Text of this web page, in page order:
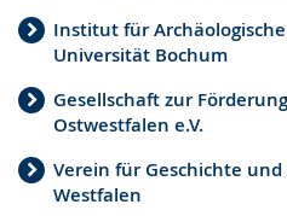
Institut für
Universität Bochum
Gesellschaft zur
Ostwestfalen e.V.
Verein für Geschichte
Westfalen